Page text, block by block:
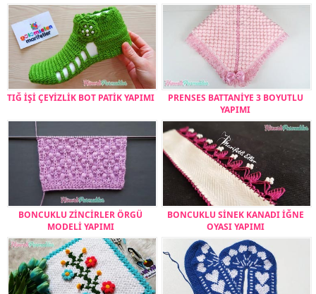
TIĞ İŞİ ÇEYİZLİK BOT PATİK YAPIMI
PRENSES BATTANİYE 3 BOYUTLU
YAPIMI
BONCUKLU ZİNCİRLER ÖRGÜ
MODELİ YAPIMI
BONCUKLU SİNEK KANADI İĞNE
OYASI YAPIMI